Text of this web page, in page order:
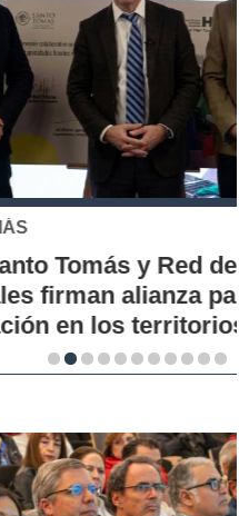
Red de Hubs
para impulsar